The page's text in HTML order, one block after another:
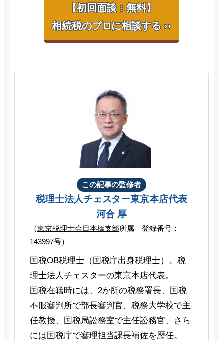
【初回面談：無料】
相続税のプロに相談する ››
この記事の監修者
税理士法人チェスター東京本店代表
河合 厚
（東京税理士会日本橋支部所属｜登録番号：
143997号）
国税OB税理士（国税庁出身税理士）。税
理士法人チェスターの東京本店代表。
国税在籍時には、2か所の税務署長、国税
不服審判所で部長審判官、税務大学校で主
任教授、国税局訟務室で主任訟務官、さら
には国税庁で審理担当課長補佐を歴任。